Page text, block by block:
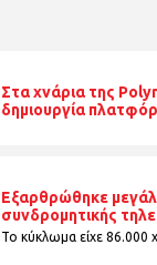
Στα χνάρια της
δημιουργία
Εξαρθρώθηκε
συνδρομητικής
Το κύκλωμα είχε 86.000